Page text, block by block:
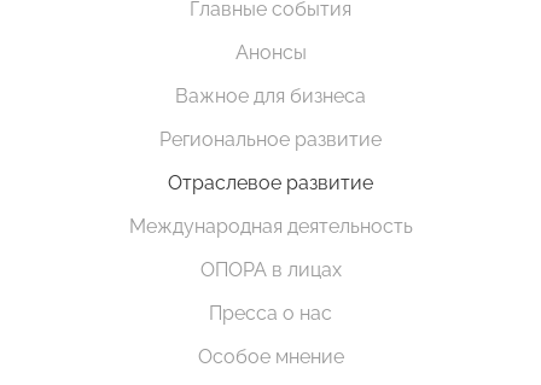
Главные события
Анонсы
Важное для бизнеса
Региональное развитие
Отраслевое развитие
Международная деятельность
ОПОРА в лицах
Пресса о нас
Особое мнение